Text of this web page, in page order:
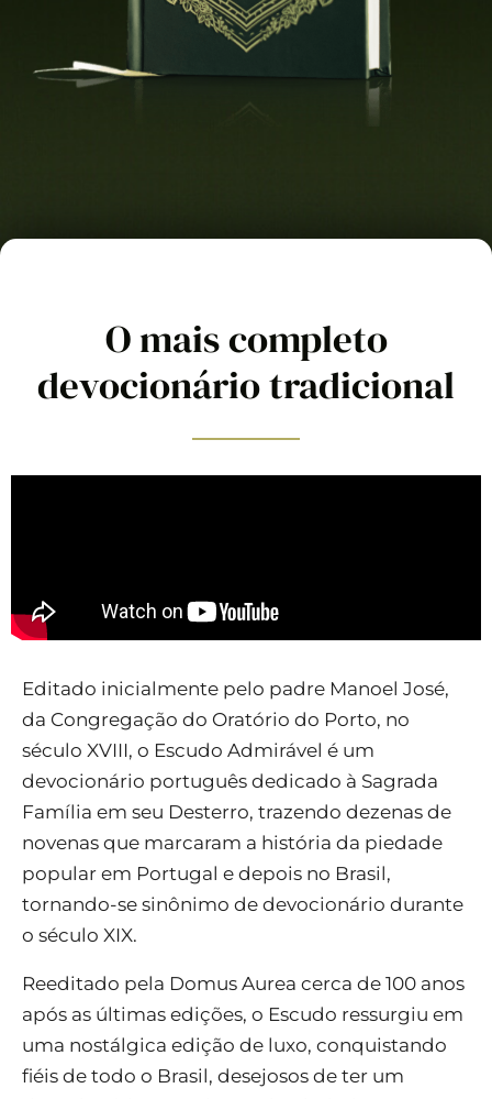
O mais completo
devocionário tradicional
Editado inicialmente pelo padre Manoel José,
da Congregação do Oratório do Porto, no
século XVIII, o Escudo Admirável é um
devocionário português dedicado à Sagrada
Família em seu Desterro, trazendo dezenas de
novenas que marcaram a história da piedade
popular em Portugal e depois no Brasil,
tornando-se sinônimo de devocionário durante
o século XIX.
Reeditado pela Domus Aurea cerca de 100 anos
após as últimas edições, o Escudo ressurgiu em
uma nostálgica edição de luxo, conquistando
fiéis de todo o Brasil, desejosos de ter um